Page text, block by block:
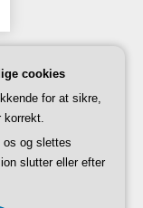
cookies
for at sikre,
korrekt.
og slettes
slutter eller efter